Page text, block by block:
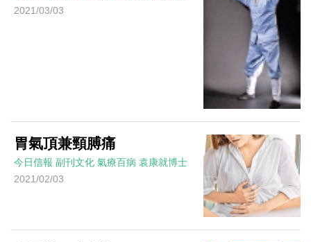
2021/03/03
胃氣頂兼頸膊痛
今日信報 副刊文化 氣療百病 袁康就博士
2021/02/03